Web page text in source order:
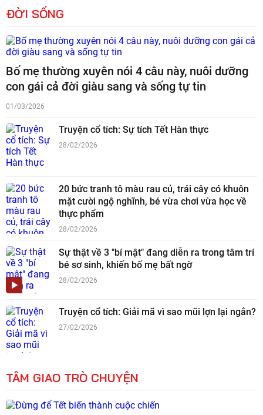
ĐỜI SỐNG
Bố mẹ thường xuyên nói 4 câu này, nuôi dưỡng
con gái cả đời giàu sang và sống tự tin
01/03/2026
Truyện cổ tích: Sự tích Tết Hàn thực
28/02/2026
20 bức tranh tô màu rau củ, trái cây có khuôn
mặt cười ngộ nghĩnh, bé vừa chơi vừa học về
thực phẩm
28/02/2026
Sự thật về 3 "bí mật" đang diễn ra trong tâm trí
bé sơ sinh, khiến bố mẹ bất ngờ
28/02/2026
Truyện cổ tích: Giải mã vì sao mũi lợn lại ngắn?
27/02/2026
TÂM GIAO TRÒ CHUYỆN